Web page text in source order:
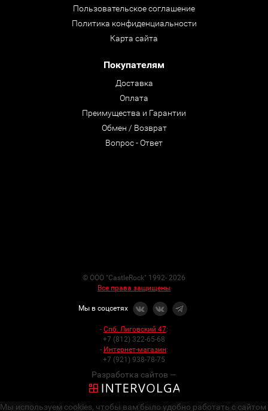
Пользовательское соглашение
Политика конфиденциальности
Карта сайта
Покупателям
Доставка
Оплата
Преимущества и Гарантии
Обмен / Возврат
Вопрос - Ответ
© ООО "CastleRock" 1992- 2026
Все права защищены
Мы в соцсетях
- Спб. Лиговский 47:
+7 (812) 322-65-68
- Интернет-магазин:
+7 (921) 938-78-75
Разработка сайтов —
Мы используем cookies, чтобы вам было удобно работать с сайтом